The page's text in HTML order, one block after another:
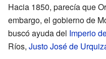
Hacia 1850, parecía que
embargo, el gobierno de
buscó ayuda del Imperio
Ríos, Justo José de